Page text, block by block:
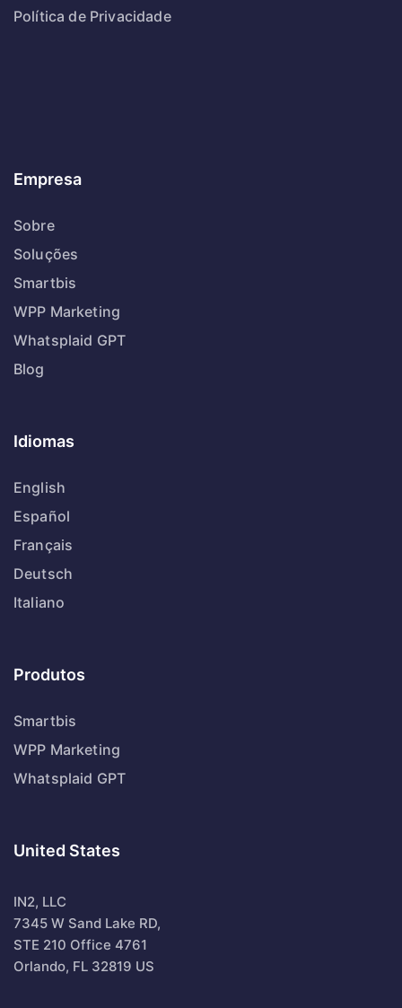
Política de Privacidade
Empresa
Sobre
Soluções
Smartbis
WPP Marketing
Whatsplaid GPT
Blog
Idiomas
English
Español
Français
Deutsch
Italiano
Produtos
Smartbis
WPP Marketing
Whatsplaid GPT
United States
IN2, LLC
7345 W Sand Lake RD,
STE 210 Office 4761
Orlando, FL 32819 US